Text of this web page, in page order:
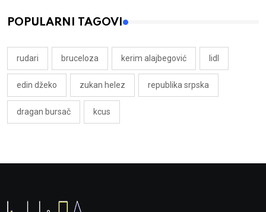
POPULARNI TAGOVI
rudari bruceloza kerim alajbegović lidl
edin džeko zukan helez republika srpska
dragan bursač kcus